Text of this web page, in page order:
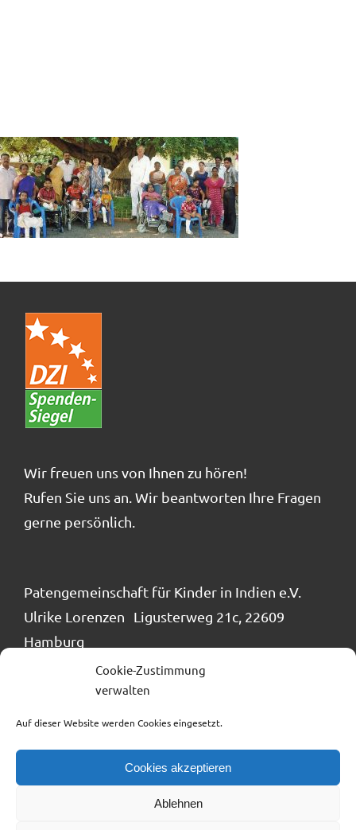
Cookie-Zustimmung
verwalten
Auf dieser Website werden Cookies eingesetzt.
Cookies akzeptieren
Ablehnen
Wir freuen uns von Ihnen zu hören!
Rufen Sie uns an. Wir beantworten Ihre Fragen
gerne persönlich.
Patengemeinschaft für Kinder in Indien e.V.
Ulrike Lorenzen Ligusterweg 21c, 22609
Hamburg
Tel.: 040 / 866 24 884
info@patengemeinschaft.de